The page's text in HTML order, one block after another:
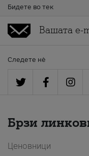
Бидете во тек
Следете нè
Брзи
Ценовници